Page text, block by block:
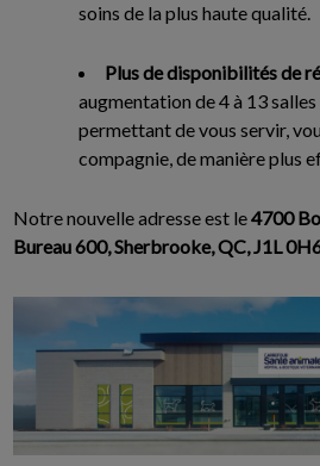
soins de la plus haute qualité.
Plus de disponibilités de
augmentation de 4 à 13 salles
permettant de vous servir,
compagnie, de manière plus
Notre nouvelle adresse est le4700
Bureau 600, Sherbrooke, QC, J1L